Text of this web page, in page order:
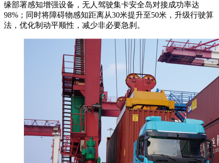
缘部署感知增强设备，无人驾驶集卡安全岛对接成功率达
98%；同时将障碍物感知距离从30米提升至50米，升级行驶算
法，优化制动平顺性，减少非必要急刹。